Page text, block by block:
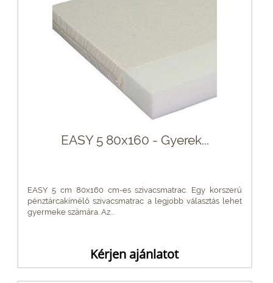
EASY 5 80x160 - Gyerek...
EASY 5 cm 80x160 cm-es szivacsmatrac. Egy korszerű
pénztárcakímélő szivacsmatrac a legjobb választás lehet
gyermeke számára. Az...
Kérjen ajánlatot